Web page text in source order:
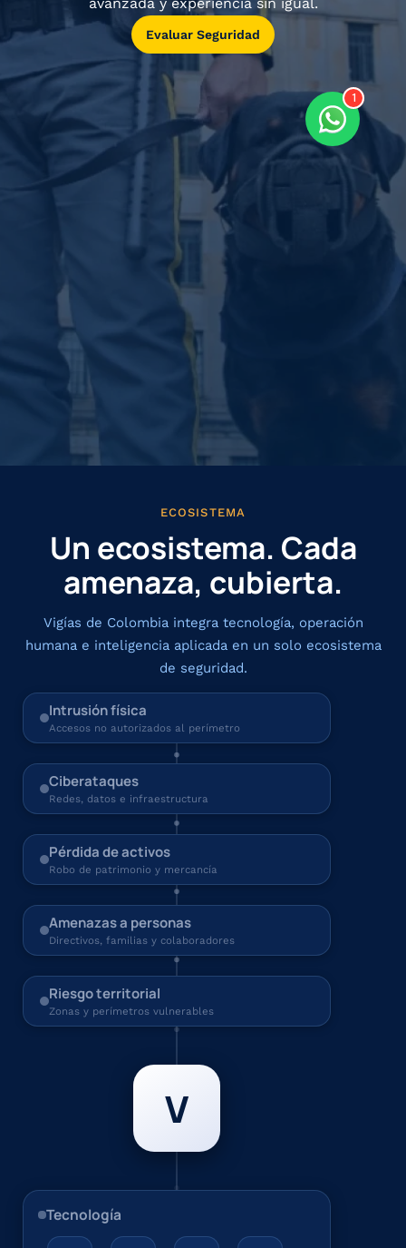
ECOSISTEMA
Un ecosistema. Cada
amenaza, cubierta.
Vigías de Colombia integra tecnología, operación
humana e inteligencia aplicada en un solo ecosistema
de seguridad.
Intrusión física
Accesos no autorizados al perímetro
Ciberataques
Redes, datos e infraestructura
Pérdida de activos
Robo de patrimonio y mercancía
Amenazas a personas
Directivos, familias y colaboradores
Riesgo territorial
Zonas y perímetros vulnerables
V
Tecnología
Evaluar Seguridad
Conocer Tech
1